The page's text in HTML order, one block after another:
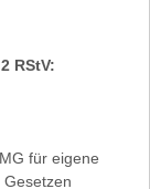
RStV:
für eigene